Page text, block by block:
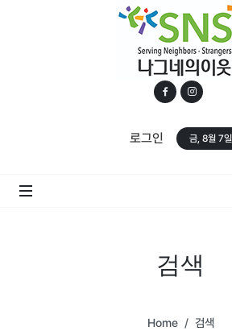
로그인 금, 8월 7일
검색
Home 검색